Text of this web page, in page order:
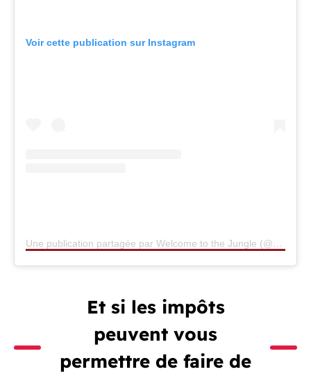
Voir cette publication sur Instagram
Une publication partagée par Welcome to the Jungle (@welcometothejungle_fr)
Et si les impôts
peuvent vous
permettre de faire de